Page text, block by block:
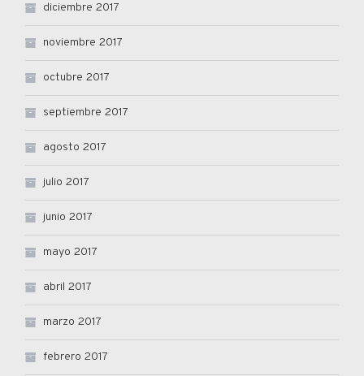
diciembre 2017
noviembre 2017
octubre 2017
septiembre 2017
agosto 2017
julio 2017
junio 2017
mayo 2017
abril 2017
marzo 2017
febrero 2017